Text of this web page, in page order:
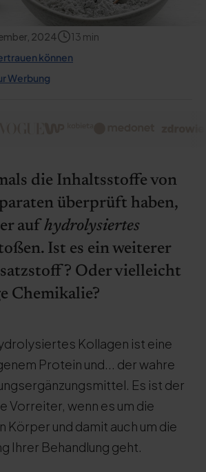
2024 13 min
können
Werbung
die Inhaltsstoffe von
überprüft haben,
auf hydrolysiertes
Ist es ein weiterer
Oder vielleicht
Chemikalie?
Kollagen ist eine
Protein und... der wahre
Es ist der
Vorreiter, wenn es um die
Körper und damit auch um die
Ihrer Behandlung geht.